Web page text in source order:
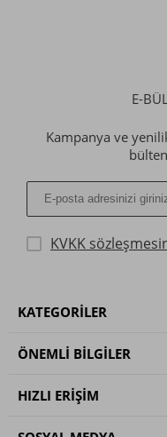
E-
Kampanya ve
KVKK
KATEGORILER
ÖNEMLI BILGILER
HIZLI ERIŞIM